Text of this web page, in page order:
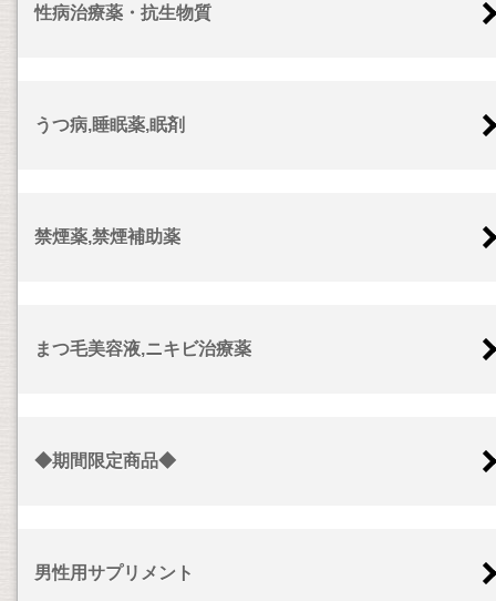
性病治療薬・抗生物質
うつ病,睡眠薬,眠剤
禁煙薬,禁煙補助薬
まつ毛美容液,ニキビ治療薬
◆期間限定商品◆
男性用サプリメント